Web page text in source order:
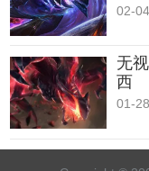
02-04
无
西
01-28